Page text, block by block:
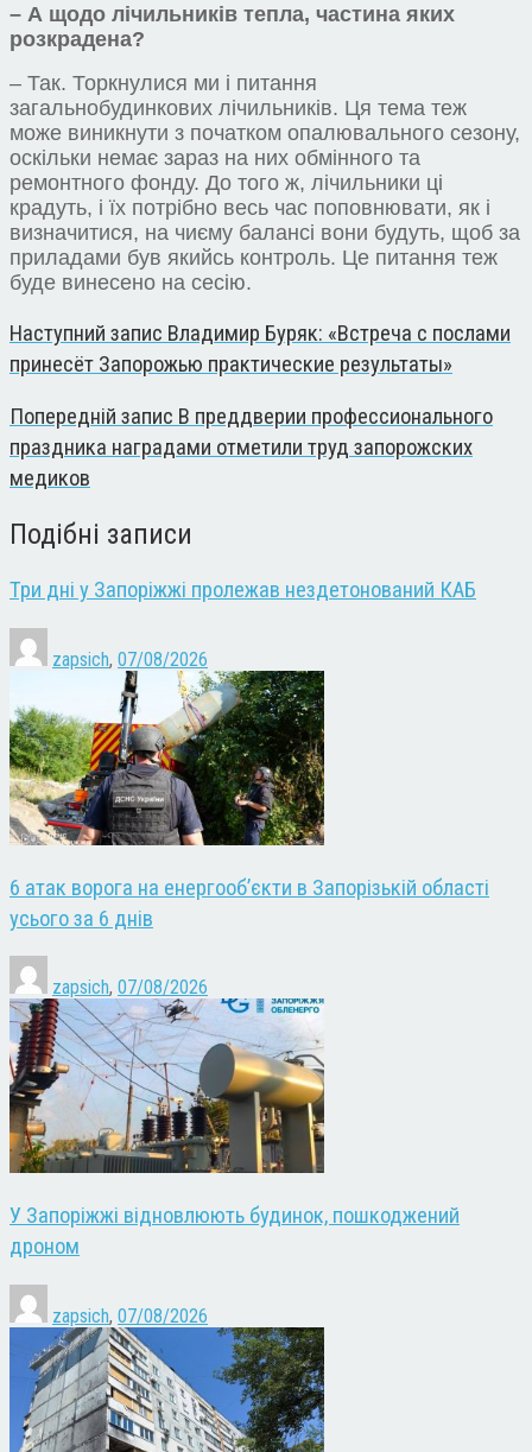
– А щодо лічильників тепла, частина яких
розкрадена?
– Так. Торкнулися ми і питання
загальнобудинкових лічильників. Ця тема теж
може виникнути з початком опалювального сезону,
оскільки немає зараз на них обмінного та
ремонтного фонду. До того ж, лічильники ці
крадуть, і їх потрібно весь час поповнювати, як і
визначитися, на чиєму балансі вони будуть, щоб за
приладами був якийсь контроль. Це питання теж
буде винесено на сесію.
Наступний запис Владимир Буряк: «Встреча с послами
принесёт Запорожью практические результаты»
Попередній запис В преддверии профессионального
праздника наградами отметили труд запорожских
медиков
Подібні записи
Три дні у Запоріжжі пролежав нездетонований КАБ
zapsich, 07/08/2026
6 атак ворога на енергооб’єкти в Запорізькій області
усього за 6 днів
zapsich, 07/08/2026
У Запоріжжі відновлюють будинок, пошкоджений
дроном
zapsich, 07/08/2026